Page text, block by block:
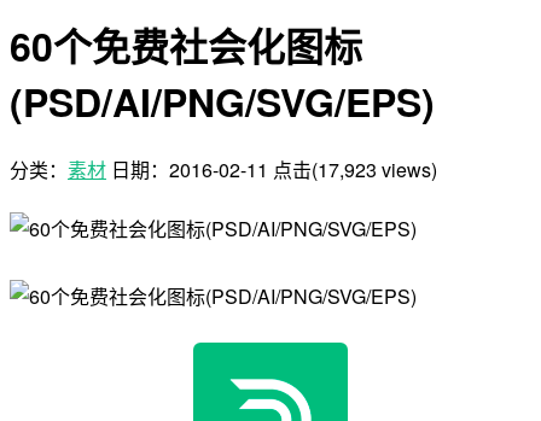
60个免费社会化图标
(PSD/AI/PNG/SVG/EPS)
分类： 素材 日期： 2016-02-11 点击(17,923 views)